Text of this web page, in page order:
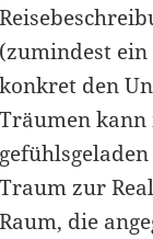
(zumindest
konkret den
Träumen kann
Traum zur
Raum, die